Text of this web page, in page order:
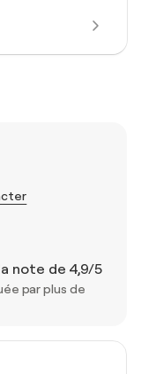
note de 4,9/5
par plus de